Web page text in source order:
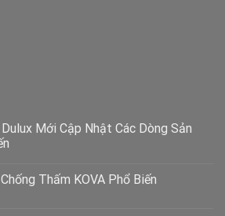
Dulux Mới Cập Nhật Các Dòng Sản
Thấm KOVA Phổ Biến